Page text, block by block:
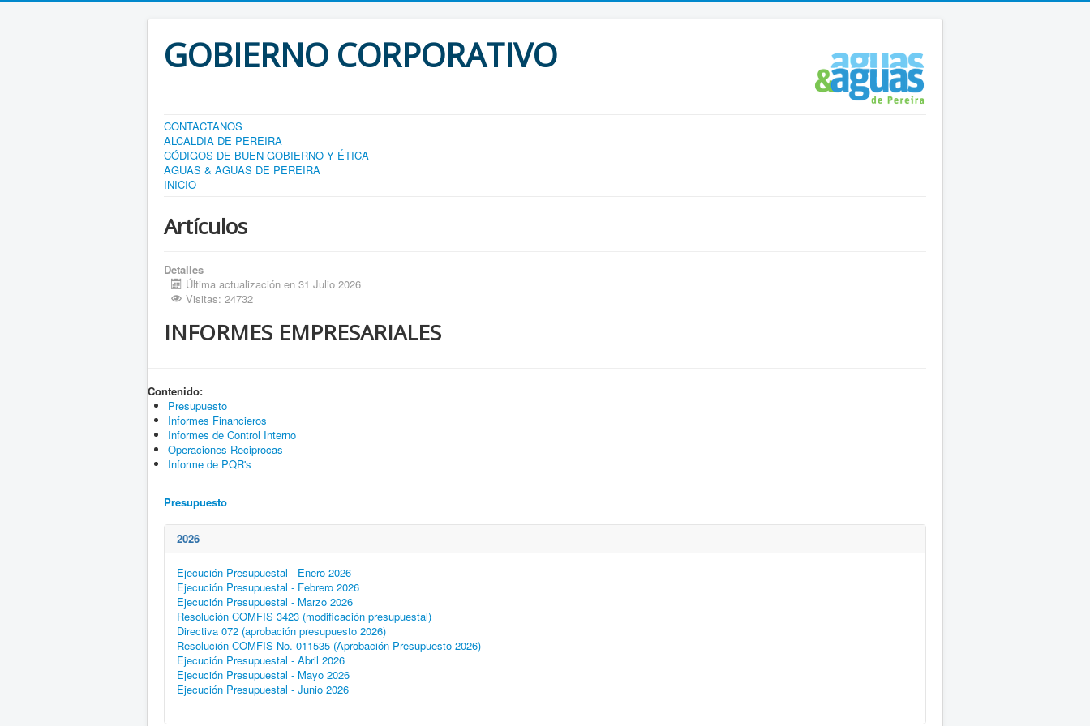
GOBIERNO CORPORATIVO
CONTACTANOS
ALCALDIA DE PEREIRA
CÓDIGOS DE BUEN GOBIERNO Y ÉTICA
AGUAS & AGUAS DE PEREIRA
INICIO
Artículos
Detalles
Última actualización en 31 Julio 2026
Visitas: 24732
INFORMES EMPRESARIALES
Contenido:
Presupuesto
Informes Financieros
Informes de Control Interno
Operaciones Reciprocas
Informe de PQR's
Presupuesto
2026
Ejecución Presupuestal - Enero 2026
Ejecución Presupuestal - Febrero 2026
Ejecución Presupuestal - Marzo 2026
Resolución COMFIS 3423 (modificación presupuestal)
Directiva 072 (aprobación presupuesto 2026)
Resolución COMFIS No. 011535 (Aprobación Presupuesto 2026)
Ejecución Presupuestal - Abril 2026
Ejecución Presupuestal - Mayo 2026
Ejecución Presupuestal - Junio 2026